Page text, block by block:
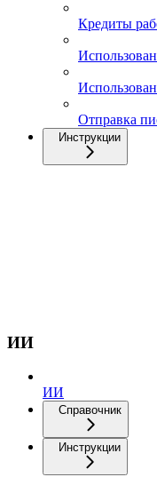
Кредиты
Отправка
Инструкции
ИИ
ИИ
Справочник
Инструкции